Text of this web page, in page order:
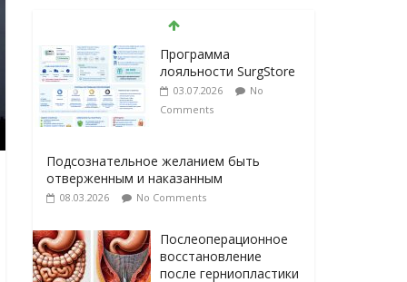
Программа
лояльности SurgStore
03.07.2026
No
Comments
отверженным и наказанным
08.03.2026 No Comments
восстановление
после герниопластики
08.03.2026
No